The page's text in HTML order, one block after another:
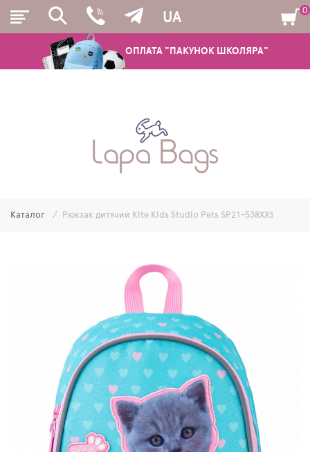
ОПЛАТА "ПАКУНОК ШКОЛЯРА"
UA
ШКІЛЬНІ РЮКЗАКИ ТА РАНЦІ
МОЛОДІЖНІ РЮКЗАКИ
ПЛЯШКИ ДЛЯ ВОДИ
SCHOOL STANDARD
SKYNAME
0
Каталог Рюкзак дитячий Kite Kids Studio Pets SP21-538XXS